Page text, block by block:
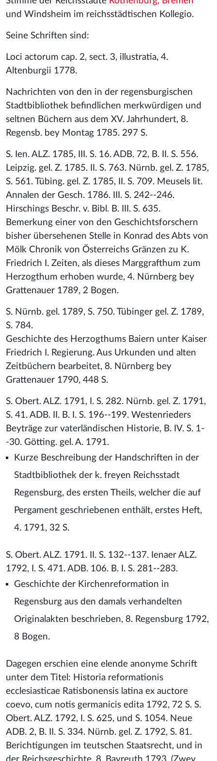
und Windsheim im reichsstädtischen Kollegio.
Seine Schriften sind:
Loci actorum cap. 2, sect. 3, illustratia, 4.
Altenburgii 1778.
Nachrichten von den in der regensburgischen
Stadtbibliothek befindlichen merkwürdigen und
seltnen Büchern aus dem XV. Jahrhundert, 8.
Regensb. bey Montag 1785. 297 S.
S. Ien. ALZ. 1785, III. S. 16. ADB. 72, B. II. S. 556.
Leipzig. gel. Z. 1785. II. S. 763. Nürnb. gel. Z. 1785,
S. 561. Tübing. gel. Z. 1785, II. S. 709. Meusels lit.
Annalen der Gesch. 1786. III. S. 242--246.
Hirschings Beschr. v. Bibl. B. III. S. 635.
Bemerkung einer von den Geschichtsforschern
bisher übersehenen Stelle in Konrad des Abts von
Mölk Chronik von Österreichs Gränzen zu K.
Friedrich I. Zeiten, als dieses Marggrafthum zum
Herzogthum erhoben wurde, 4. Nürnberg bey
Grattenauer 1789, 2 Bogen.
S. Nürnb. gel. 1789, S. 750. Tübinger gel. Z. 1789,
S. 784.
Geschichte des Herzogthums Baiern unter Kaiser
Friedrich I. Regierung. Aus Urkunden und alten
Zeitbüchern bearbeitet, 8. Nürnberg bey
Grattenauer 1790, 448 S.
S. Obert. ALZ. 1791, I. S. 282. Nürnb. gel. Z. 1791,
S. 41. ADB. II. B. I. S. 196--199. Westenrieders
Beyträge zur vaterländischen Historie, B. IV. S. 1-
-30. Götting. gel. A. 1791.
Kurze Beschreibung der Handschriften in der
Stadtbibliothek der k. freyen Reichsstadt
Regensburg, des ersten Theils, welcher die auf
Pergament geschriebenen enthält, erstes Heft,
4. 1791, 32 S.
S. Obert. ALZ. 1791. II. S. 132--137. Ienaer ALZ.
1792, I. S. 471. ADB. 106. B. I. S. 281--283.
Geschichte der Kirchenreformation in
Regensburg aus den damals verhandelten
Originalakten beschrieben, 8. Regensburg 1792,
8 Bogen.
Dagegen erschien eine elende anonyme Schrift
unter dem Titel: Historia reformationis
ecclesiasticae Ratisbonensis latina ex auctore
coevo, cum notis germanicis edita 1792, 72 S. S.
Obert. ALZ. 1792, I. S. 625, und S. 1054. Neue
ADB. 2, B. II. S. 334. Nürnb. gel. Z. 1792, S. 81.
Berichtigungen im teutschen Staatsrecht, und in